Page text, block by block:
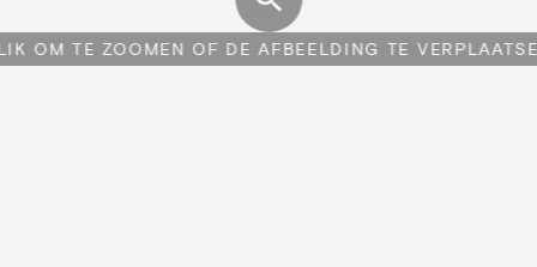
OM TE ZOOMEN OF DE AFBEELDING TE